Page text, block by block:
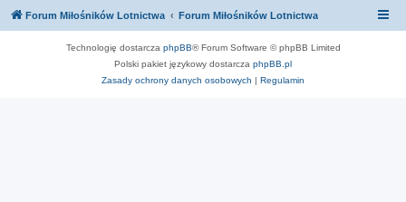
Forum Miłośników Lotnictwa Forum Miłośników Lotnictwa
Technologię dostarcza phpBB® Forum Software © phpBB Limited
Polski pakiet językowy dostarcza phpBB.pl
Zasady ochrony danych osobowych | Regulamin